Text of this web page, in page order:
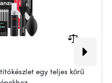
egy teljes körű